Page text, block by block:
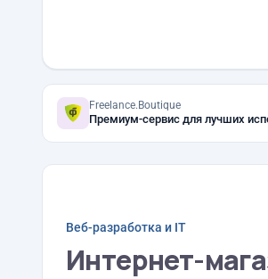
Freelance.Boutique
Премиум-сервис для лучших
Веб-разработка и IT
Интернет-